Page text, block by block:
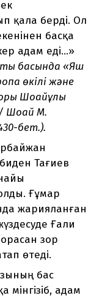
қала берді. Ол
басқа
адам еді...»
басында «Яш
өкілі және
Шоқайұлы
Шоқай М.
бет.).
Тағиев
Ғұмар
жарияланған
Ғали
зор
өтеді.
бас
мінгізіб, адам